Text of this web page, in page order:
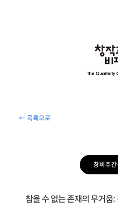
← 목록으로
창비주
참을 수 없는 존재의 무거움: